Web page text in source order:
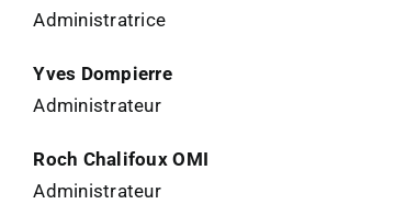
Administratrice
Yves Dompierre
Administrateur
Roch Chalifoux OMI
Administrateur